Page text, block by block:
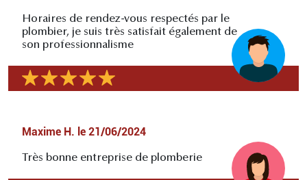
Horaires de rendez-vous respectés par le
plombier, je suis très satisfait également de
son professionnalisme
Maxime H. le 21/06/2024
Très bonne entreprise de plomberie